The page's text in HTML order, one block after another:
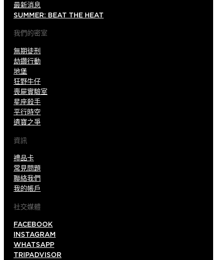
最新消息
SUMMER: BEAT THE HEAT
我們的密室
無期徒刑
劫鑽行動
地堡
狂野牛仔
喪屍實驗室
星座殺手
平行時空
遺寶之爭
資訊
禮品卡
常見問題
聯絡我們
我的帳戶
社交媒體
FACEBOOK
INSTAGRAM
WHATSAPP
TRIPADVISOR